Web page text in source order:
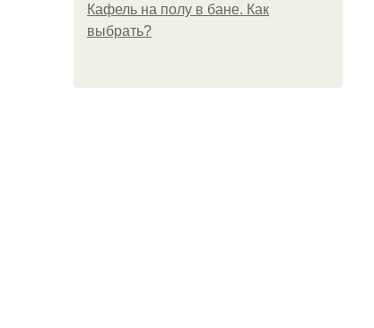
Кафель на полу в бане. Как
выбрать?